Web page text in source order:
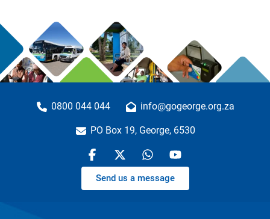
0800 044 044 info@gogeorge.org.za
PO Box 19, George, 6530
Send us a message